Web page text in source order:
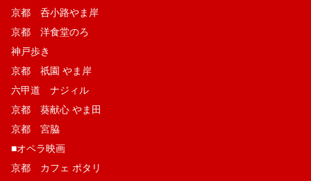
京都 呑小路やま岸
京都 洋食堂のろ
神戸歩き
京都 祇園 やま岸
六甲道 ナジィル
京都 葵献心 やま田
京都 宮脇
■オペラ映画
京都 カフェ ポタリ